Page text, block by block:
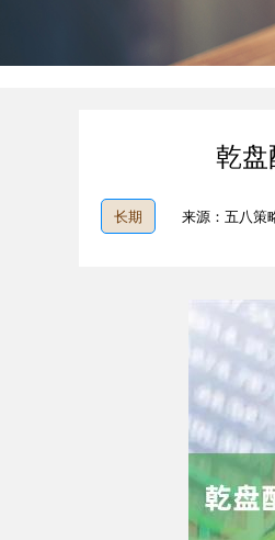
乾
长期 来源：五八策